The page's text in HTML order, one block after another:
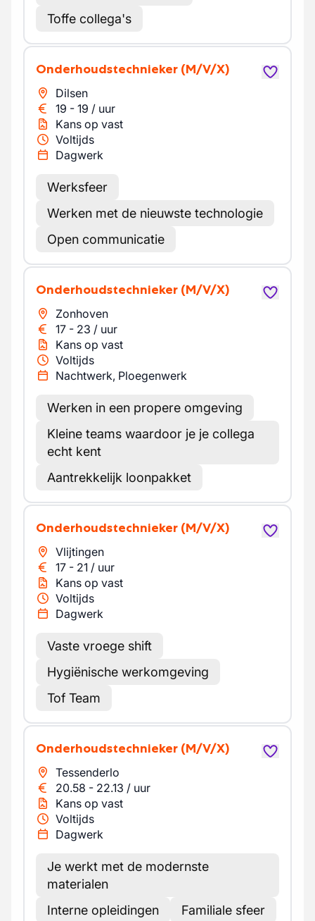
Toffe collega's
Onderhoudstechnieker (M/V/X)
Dilsen
19 - 19 / uur
Kans op vast
Voltijds
Dagwerk
Werksfeer
Werken met de nieuwste technologie
Open communicatie
Onderhoudstechnieker (M/V/X)
Zonhoven
17 - 23 / uur
Kans op vast
Voltijds
Nachtwerk, Ploegenwerk
Werken in een propere omgeving
Kleine teams waardoor je je collega
echt kent
Aantrekkelijk loonpakket
Onderhoudstechnieker (M/V/X)
Vlijtingen
17 - 21 / uur
Kans op vast
Voltijds
Dagwerk
Vaste vroege shift
Hygiënische werkomgeving
Tof Team
Onderhoudstechnieker (M/V/X)
Tessenderlo
20.58 - 22.13 / uur
Kans op vast
Voltijds
Dagwerk
Je werkt met de modernste
materialen
Interne opleidingen
Familiale sfeer